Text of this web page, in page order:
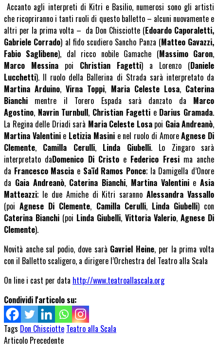
Accanto agli interpreti di Kitri e Basilio, numerosi sono gli artisti
che ricopriranno i tanti ruoli di questo balletto – alcuni nuovamente e
altri per la prima volta – da Don Chisciotte (Edoardo Caporaletti,
Gabriele Corrado) al fido scudiero Sancho Panza (Matteo Gavazzi,
Fabio Saglibene), dal ricco nobile Gamache (Massimo Garon,
Marco Messina poi Christian Fagetti) a Lorenzo (Daniele
Lucchetti). Il ruolo della Ballerina di Strada sarà interpretato da
Martina Arduino,Virna Toppi, Maria Celeste Losa,Caterina
Bianchi mentre il Torero Espada sarà danzato da Marco
Agostino, Navrin Turnbull, Christian Fagetti eDarius Gramada.
La Regina delle Driadi sarà Maria Celeste Losa poi Gaia Andreanò,
Martina Valentini e Letizia Masinie nel ruolo di AmoreAgnese Di
Clemente, Camilla Cerulli,Linda Giubelli. Lo Zingaro sarà
interpretato daDomenico Di Cristo e Federico Fresi ma anche
da Francesco Mascia e Saïd Ramos Ponce; la Damigella d’Onore
da Gaia Andreanò, Caterina Bianchi, Martina Valentini e Asia
Matteazzi; le due Amiche di Kitri sarannoAlessandra Vassallo
(poi Agnese Di Clemente, Camilla Cerulli,Linda Giubelli) con
Caterina Bianchi (poi Linda Giubelli, Vittoria Valerio, Agnese Di
Clemente).
Novità anche sul podio, dove sarà Gavriel Heine, per la prima volta
con il Balletto scaligero, a dirigere l’Orchestra del Teatro alla Scala
On line i cast per data http://www.teatroallascala.org
Condividi l'articolo su:
Tags Don Chisciotte Teatro alla Scala
Articolo Precedente